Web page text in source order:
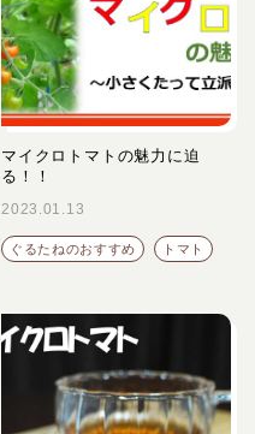
マイクロトマトの魅力に迫
る！！
2023.01.13
ぐるたねのおすすめ トマト